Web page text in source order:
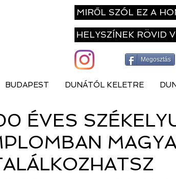
MIRŐL SZÓL EZ A
HELYSZÍNEK RÖVID
Megosztás
BUDAPEST DUNÁTÓL KELETRE
ÉVES